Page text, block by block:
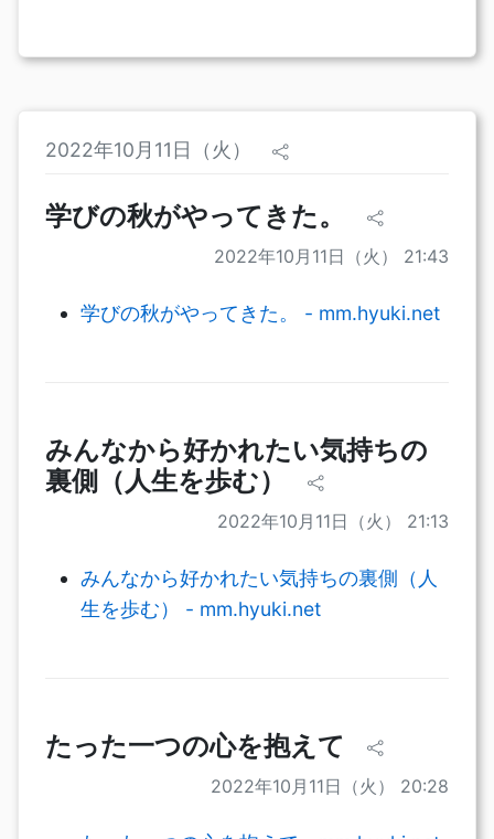
2022年10月11日（火）
学びの秋がやってきた。
2022年10月11日（火） 21:43
学びの秋がやってきた。 - mm.hyuki.net
みんなから好かれたい気持ちの
裏側（人生を歩む）
2022年10月11日（火） 21:13
みんなから好かれたい気持ちの裏側（人
生を歩む） - mm.hyuki.net
たった一つの心を抱えて
2022年10月11日（火） 20:28